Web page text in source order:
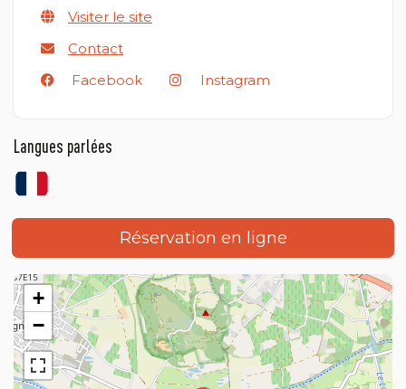
Visiter le site
Contact
Facebook
Instagram
Langues parlées
Réservation en ligne
+
−